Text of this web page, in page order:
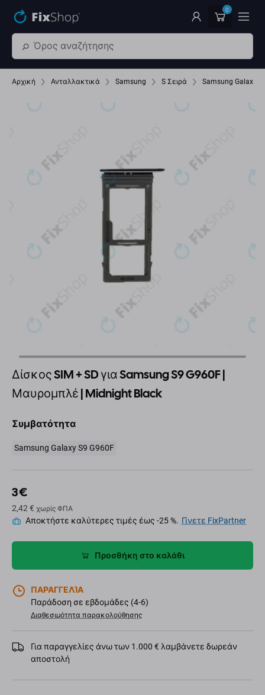
0
Αρχική Ανταλλακτικά Samsung S Σειρά Samsung Galaxy
Δίσκος SIM + SD για Samsung S9 G960F |
Μαυρομπλέ | Midnight Black
Συμβατότητα
Samsung Galaxy S9 G960F
3 €
2,42 € χωρίς ΦΠΑ
Αποκτήστε καλύτερες τιμές έως -25 %. Γίνετε FixPartner
Προσθήκη στο καλάθι
ΠΑΡΑΓΓΕΛΊΑ
Παράδοση σε εβδομάδες (4-6)
Διαθεσιμότητα παρακολούθησης
Για παραγγελίες άνω των 1.000 € λαμβάνετε δωρεάν
αποστολή